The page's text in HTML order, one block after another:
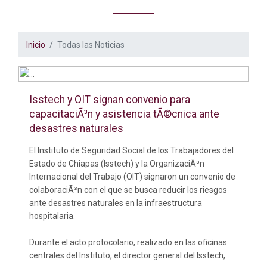
Inicio Todas las Noticias
Isstech y OIT signan convenio para
capacitaciÃ³n y asistencia tÃ©cnica ante
desastres naturales
El Instituto de Seguridad Social de los Trabajadores del
Estado de Chiapas (Isstech) y la OrganizaciÃ³n
Internacional del Trabajo (OIT) signaron un convenio de
colaboraciÃ³n con el que se busca reducir los riesgos
ante desastres naturales en la infraestructura
hospitalaria.
Durante el acto protocolario, realizado en las oficinas
centrales del Instituto, el director general del Isstech,